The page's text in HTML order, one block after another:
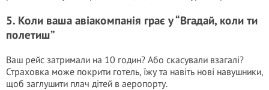
5. Коли ваша авіакомпанія грає у “Вгадай, коли ти
полетиш”
Ваш рейс затримали на 10 годин? Або скасували взагалі?
Страховка може покрити готель, їжу та навіть нові навушники,
щоб заглушити плач дітей в аеропорту.